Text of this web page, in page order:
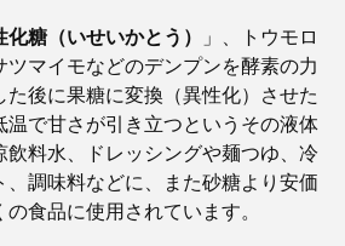
化糖（いせいかとう）
」、トウモロ
ツマイモなどのデンプンを酵素の力
た後に果糖に変換（異性化）させた
で甘さが引き立つというその液体
料水、ドレッシングや麺つゆ、冷
調味料などに、また砂糖より安価
食品に使用されています。